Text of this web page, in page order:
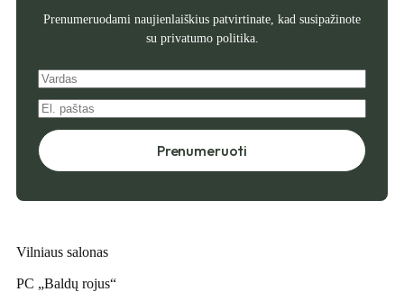
Prenumeruodami naujienlaiškius patvirtinate, kad susipažinote
su privatumo politika.
Prenumeruoti
Vilniaus salonas
PC „Baldų rojus“